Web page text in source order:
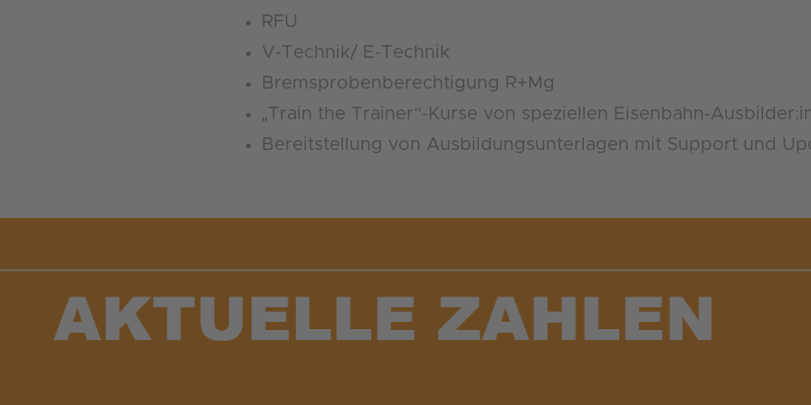
RFU
V-Technik/ E-Technik
Bremsprobenberechtigung R+Mg
„Train the Trainer“-Kurse von speziellen Eisenbahn-
Bereitstellung von Ausbildungsunterlagen mit Support und